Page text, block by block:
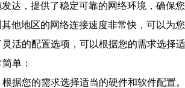
达，提供了稳定可靠的网络环境，确保您
他地区的网络连接速度非常快，可以为
活的配置选项，可以根据您的需求选择
单：
据您的需求选择适当的硬件和软件配置。